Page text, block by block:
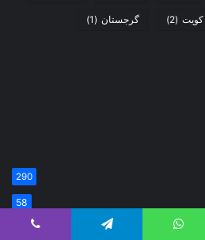
کویت (2) گرجستان (1)
290
58